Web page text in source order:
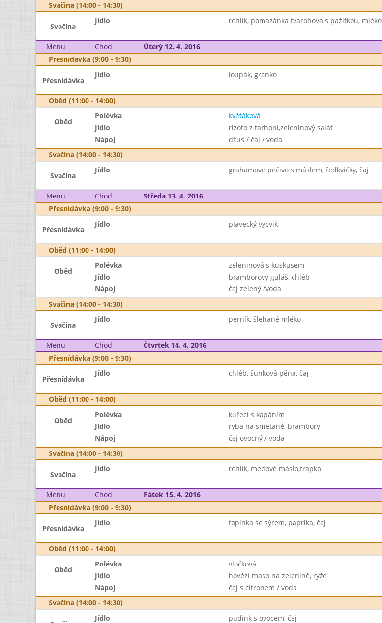
Svačina (14:00 - 14:30)
Svačina
Jídlo rohlík, pomazánka tvarohová s pažitkou, mléko
Menu Chod Úterý 12. 4. 2016
Přesnídávka (9:00 - 9:30)
Přesnídávka
Jídlo loupák, granko
Oběd (11:00 - 14:00)
Oběd
Polévka květáková
Jídlo
rizoto z tarhoni,zeleninový salát
Nápoj
džus / čaj / voda
Svačina (14:00 - 14:30)
Svačina
Jídlo grahamové pečivo s máslem, ředkvičky, čaj
Menu Chod Středa 13. 4. 2016
Přesnídávka (9:00 - 9:30)
Přesnídávka
Jídlo plavecký výcvik
Oběd (11:00 - 14:00)
Oběd
Polévka zeleninová s kuskusem
Jídlo
bramborový guláš, chléb
Nápoj
čaj zelený /voda
Svačina (14:00 - 14:30)
Svačina
Jídlo perník, šlehané mléko
Menu Chod Čtvrtek 14. 4. 2016
Přesnídávka (9:00 - 9:30)
Přesnídávka
Jídlo chléb, šunková pěna, čaj
Oběd (11:00 - 14:00)
Oběd
Polévka kuřecí s kapáním
Jídlo
ryba na smetaně, brambory
Nápoj
čaj ovocný / voda
Svačina (14:00 - 14:30)
Svačina
Jídlo rohlík, medové máslo,frapko
Menu Chod Pátek 15. 4. 2016
Přesnídávka (9:00 - 9:30)
Přesnídávka
Jídlo topinka se sýrem, paprika, čaj
Oběd (11:00 - 14:00)
Oběd
Polévka vločková
Jídlo
hovězí maso na zelenině, rýže
Nápoj
čaj s citronem / voda
Svačina (14:00 - 14:30)
Jídlo pudink s ovocem, čaj